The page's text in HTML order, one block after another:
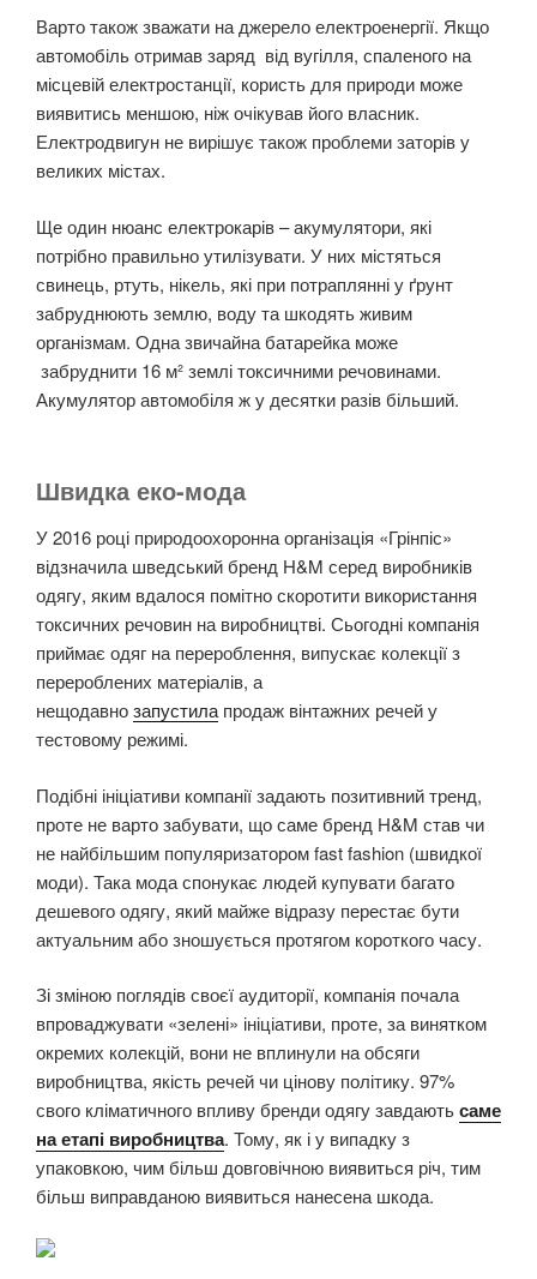
Варто також зважати на джерело електроенергії. Якщо
автомобіль отримав заряд від вугілля, спаленого на
місцевій електростанції, користь для природи може
виявитись меншою, ніж очікував його власник.
Електродвигун не вирішує також проблеми заторів у
великих містах.
Ще один нюанс електрокарів – акумулятори, які
потрібно правильно утилізувати. У них містяться
свинець, ртуть, нікель, які при потраплянні у ґрунт
забруднюють землю, воду та шкодять живим
організмам. Одна звичайна батарейка може
забруднити 16 м² землі токсичними речовинами.
Акумулятор автомобіля ж у десятки разів більший.
Швидка еко-мода
У 2016 році природоохоронна організація «Грінпіс»
відзначила шведський бренд H&M серед виробників
одягу, яким вдалося помітно скоротити використання
токсичних речовин на виробництві. Сьогодні компанія
приймає одяг на перероблення, випускає колекції з
перероблених матеріалів, а
нещодавнозапустилапродаж вінтажних речей у
тестовому режимі.
Подібні ініціативи компанії задають позитивний тренд,
проте не варто забувати, що саме бренд H&M став чи
не найбільшим популяризатором fast fashion (швидкої
моди). Така мода спонукає людей купувати багато
дешевого одягу, який майже відразу перестає бути
актуальним або зношується протягом короткого часу.
Зі зміною поглядів своєї аудиторії, компанія почала
впроваджувати «зелені» ініціативи, проте, за винятком
окремих колекцій, вони не вплинули на обсяги
виробництва, якість речей чи цінову політику. 97%
свого кліматичного впливу бренди одягу завдаютьсаме
на етапі виробництва. Тому, як і у випадку з
упаковкою, чим більш довговічною виявиться річ, тим
більш виправданою виявиться нанесена шкода.